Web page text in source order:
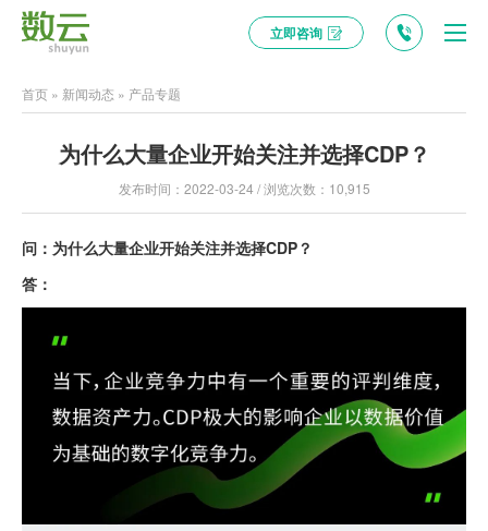
立即咨询
首页 » 新闻动态 » 产品专题
为什么大量企业开始关注并选择CDP？
发布时间：2022-03-24 / 浏览次数：10,915
问：为什么大量企业开始关注并选择CDP？
答：